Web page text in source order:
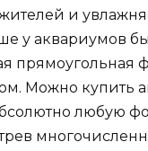
и
у аквариумов
прямоугольная
Можно купить
любую